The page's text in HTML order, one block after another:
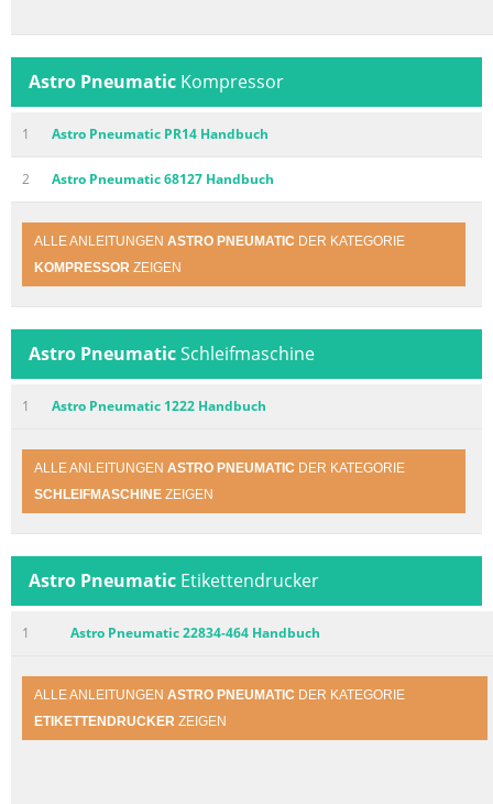
Astro Pneumatic Kompressor
1 Astro Pneumatic PR14 Handbuch
2 Astro Pneumatic 68127 Handbuch
ALLE ANLEITUNGEN ASTRO PNEUMATIC DER KATEGORIE
KOMPRESSOR ZEIGEN
Astro PneumaticSchleifmaschine
1 Astro Pneumatic 1222 Handbuch
ALLE ANLEITUNGEN ASTRO PNEUMATIC DER KATEGORIE
SCHLEIFMASCHINE ZEIGEN
Astro Pneumatic Etikettendrucker
1 Astro Pneumatic 22834-464 Handbuch
ALLE ANLEITUNGEN ASTRO PNEUMATIC DER KATEGORIE
ETIKETTENDRUCKER ZEIGEN